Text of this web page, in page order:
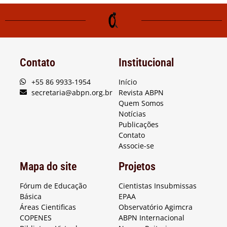
Contato
+55 86 9933-1954
secretaria@abpn.org.br
Institucional
Início
Revista ABPN
Quem Somos
Notícias
Publicações
Contato
Associe-se
Mapa do site
Fórum de Educação
Básica
Áreas Cientificas
COPENES
Projetos
Cientistas Insubmissas
EPAA
Observatório Agimcra
ABPN Internacional